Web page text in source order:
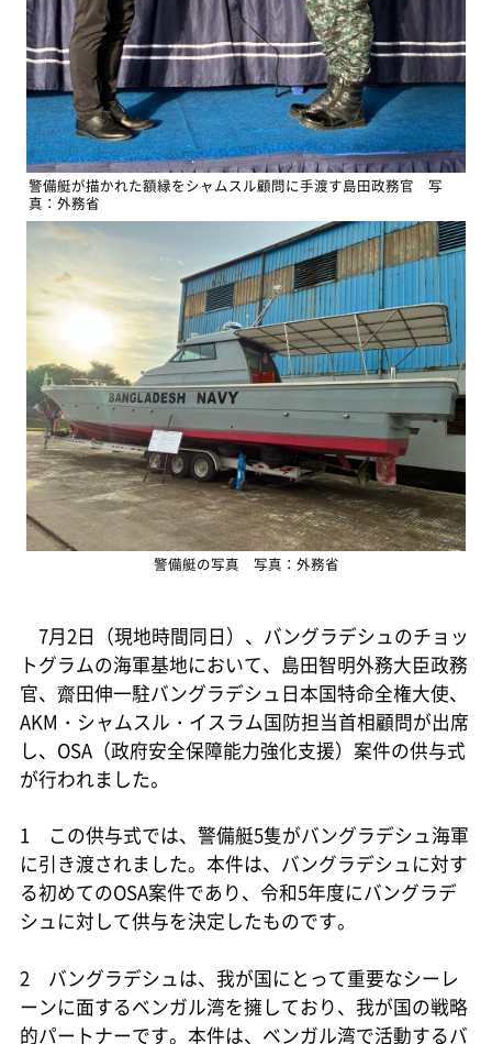
警備艇が描かれた額縁をシャムスル顧問に手渡す島田政務官 写
真：外務省
警備艇の写真 写真：外務省
7月2日（現地時間同日）、バングラデシュのチョッ
トグラムの海軍基地において、島田智明外務大臣政務
官、齋田伸一駐バングラデシュ日本国特命全権大使、
AKM・シャムスル・イスラム国防担当首相顧問が出席
し、OSA（政府安全保障能力強化支援）案件の供与式
が行われました。
1 この供与式では、警備艇5隻がバングラデシュ海軍
に引き渡されました。本件は、バングラデシュに対す
る初めてのOSA案件であり、令和5年度にバングラデ
シュに対して供与を決定したものです。
2 バングラデシュは、我が国にとって重要なシーレ
ーンに面するベンガル湾を擁しており、我が国の戦略
的パートナーです。本件は、ベンガル湾で活動するバ